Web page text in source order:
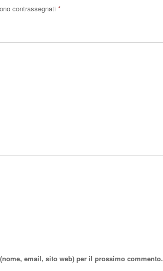
contrassegnati *
email, sito web) per il prossimo commento.